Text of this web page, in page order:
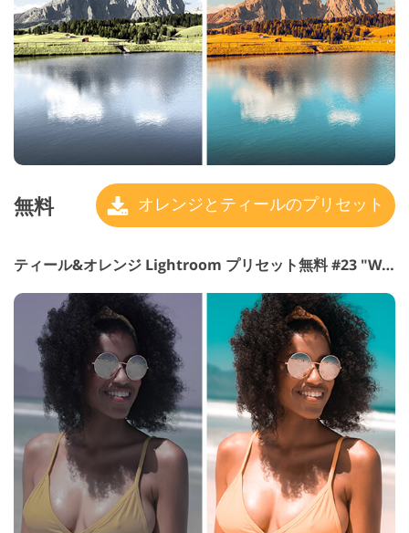
無料 オレンジとティールのプリセット
ティール&オレンジ Lightroom プリセット無料 #23 "White Clouds"